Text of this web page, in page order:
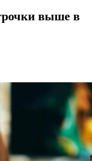
выше в